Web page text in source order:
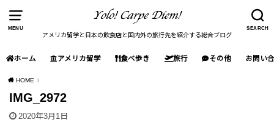
MENU SEARCH
アメリカ留学と日本の飲食店と国内外の旅行先を紹介する総合ブログ
ホーム アメリカ留学 食べ歩き 旅行 その他 お問い
HOME
IMG_2972
2020年3月1日